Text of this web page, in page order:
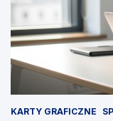
KARTY GRAFICZNE